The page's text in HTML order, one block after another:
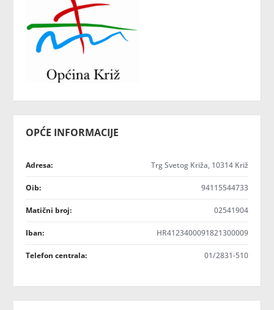
OPĆE INFORMACIJE
Adresa: Trg Svetog Križa, 10314 Križ
Oib: 94115544733
Matični broj: 02541904
Iban: HR4123400091821300009
Telefon centrala: 01/2831-510